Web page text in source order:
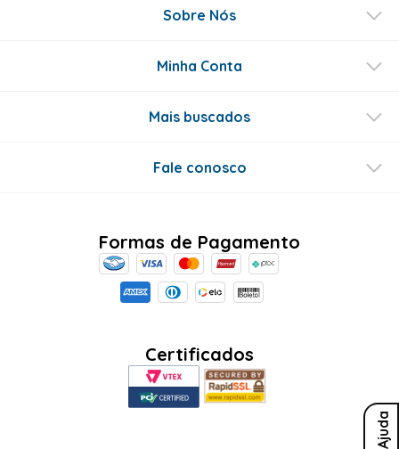
Perguntas & respostas
Este produto ainda não tem perguntas
Ajuda